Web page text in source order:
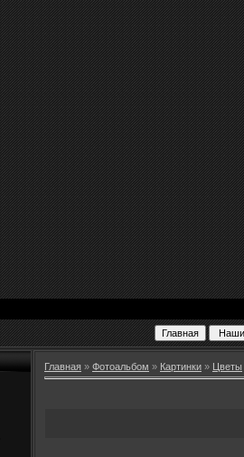
Главная » Фотоальбом » Картинки » Цветы